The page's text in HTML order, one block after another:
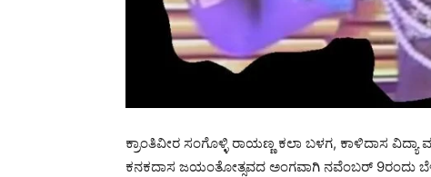
ಕ್ರಾಂತಿವೀರ ಸಂಗೊಳ್ಳಿ ರಾಯಣ್ಣ ಕಲಾ ಬಳಗ, ಕಾಳಿದಾಸ
ಕನಕದಾಸ ಜಯಂತೋತ್ಸವದ ಅಂಗವಾಗಿ ನವೆಂಬರ್ 9ರಂದು